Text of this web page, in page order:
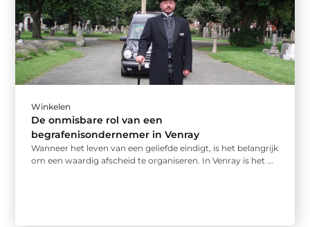
Winkelen
De onmisbare rol van een
begrafenisondernemer in Venray
Wanneer het leven van een geliefde eindigt, is het belangrijk
om een waardig afscheid te organiseren. In Venray is het ...